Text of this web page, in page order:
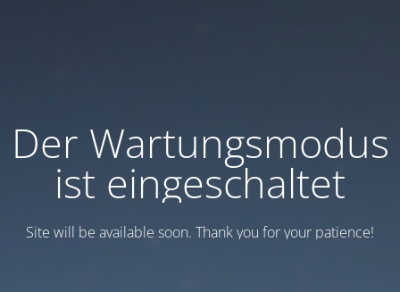
Der Wartungsmodus
ist eingeschaltet
Site will be available soon. Thank you for your patience!